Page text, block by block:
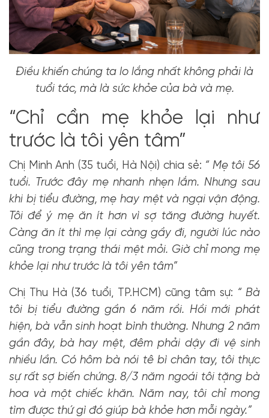
Điều khiến chúng ta lo lắng nhất không phải là
tuổi tác, mà là sức khỏe của bà và mẹ.
“Chỉ cần mẹ khỏe lại như
trước là tôi yên tâm”
Chị Minh Anh (35 tuổi, Hà Nội) chia sẻ: “ Mẹ tôi 56
tuổi. Trước đây mẹ nhanh nhẹn lắm. Nhưng sau
khi bị tiểu đường, mẹ hay mệt và ngại vận động.
Tôi để ý mẹ ăn ít hơn vì sợ tăng đường huyết.
Càng ăn ít thì mẹ lại càng gầy đi, người lúc nào
cũng trong trạng thái mệt mỏi. Giờ chỉ mong mẹ
khỏe lại như trước là tôi yên tâm”
Chị Thu Hà (36 tuổi, TP.HCM) cũng tâm sự: “ Bà
tôi bị tiểu đường gần 6 năm rồi. Hồi mới phát
hiện, bà vẫn sinh hoạt bình thường. Nhưng 2 năm
gần đây, bà hay mệt, đêm phải dậy đi vệ sinh
nhiều lần. Có hôm bà nói tê bì chân tay, tôi thực
sự rất sợ biến chứng. 8/3 năm ngoái tôi tặng bà
hoa và một chiếc khăn. Năm nay, tôi chỉ mong
tìm được thứ gì đó giúp bà khỏe hơn mỗi ngày.”